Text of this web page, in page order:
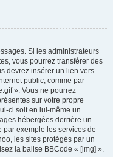
Si les administrateurs
vous pourrez transférer des
devrez insérer un lien vers
public, comme par
». Vous ne pourrez
sur votre propre
ci soit en lui-même un
hébergées derrière un
par exemple les services de
les sites protégés par un
la balise BBCode « [img] ».